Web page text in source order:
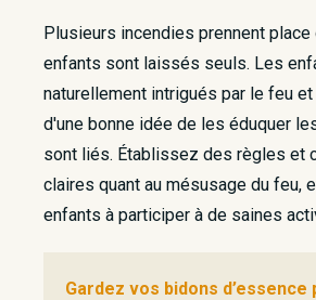
Plusieurs incendies prennent place
enfants sont laissés seuls. Les
naturellement intrigués par le feu
d'une bonne idée de les éduquer
sont liés. Établissez des règles et
claires quant au mésusage du feu,
enfants à participer à de saines
Gardez vos bidons d’essence